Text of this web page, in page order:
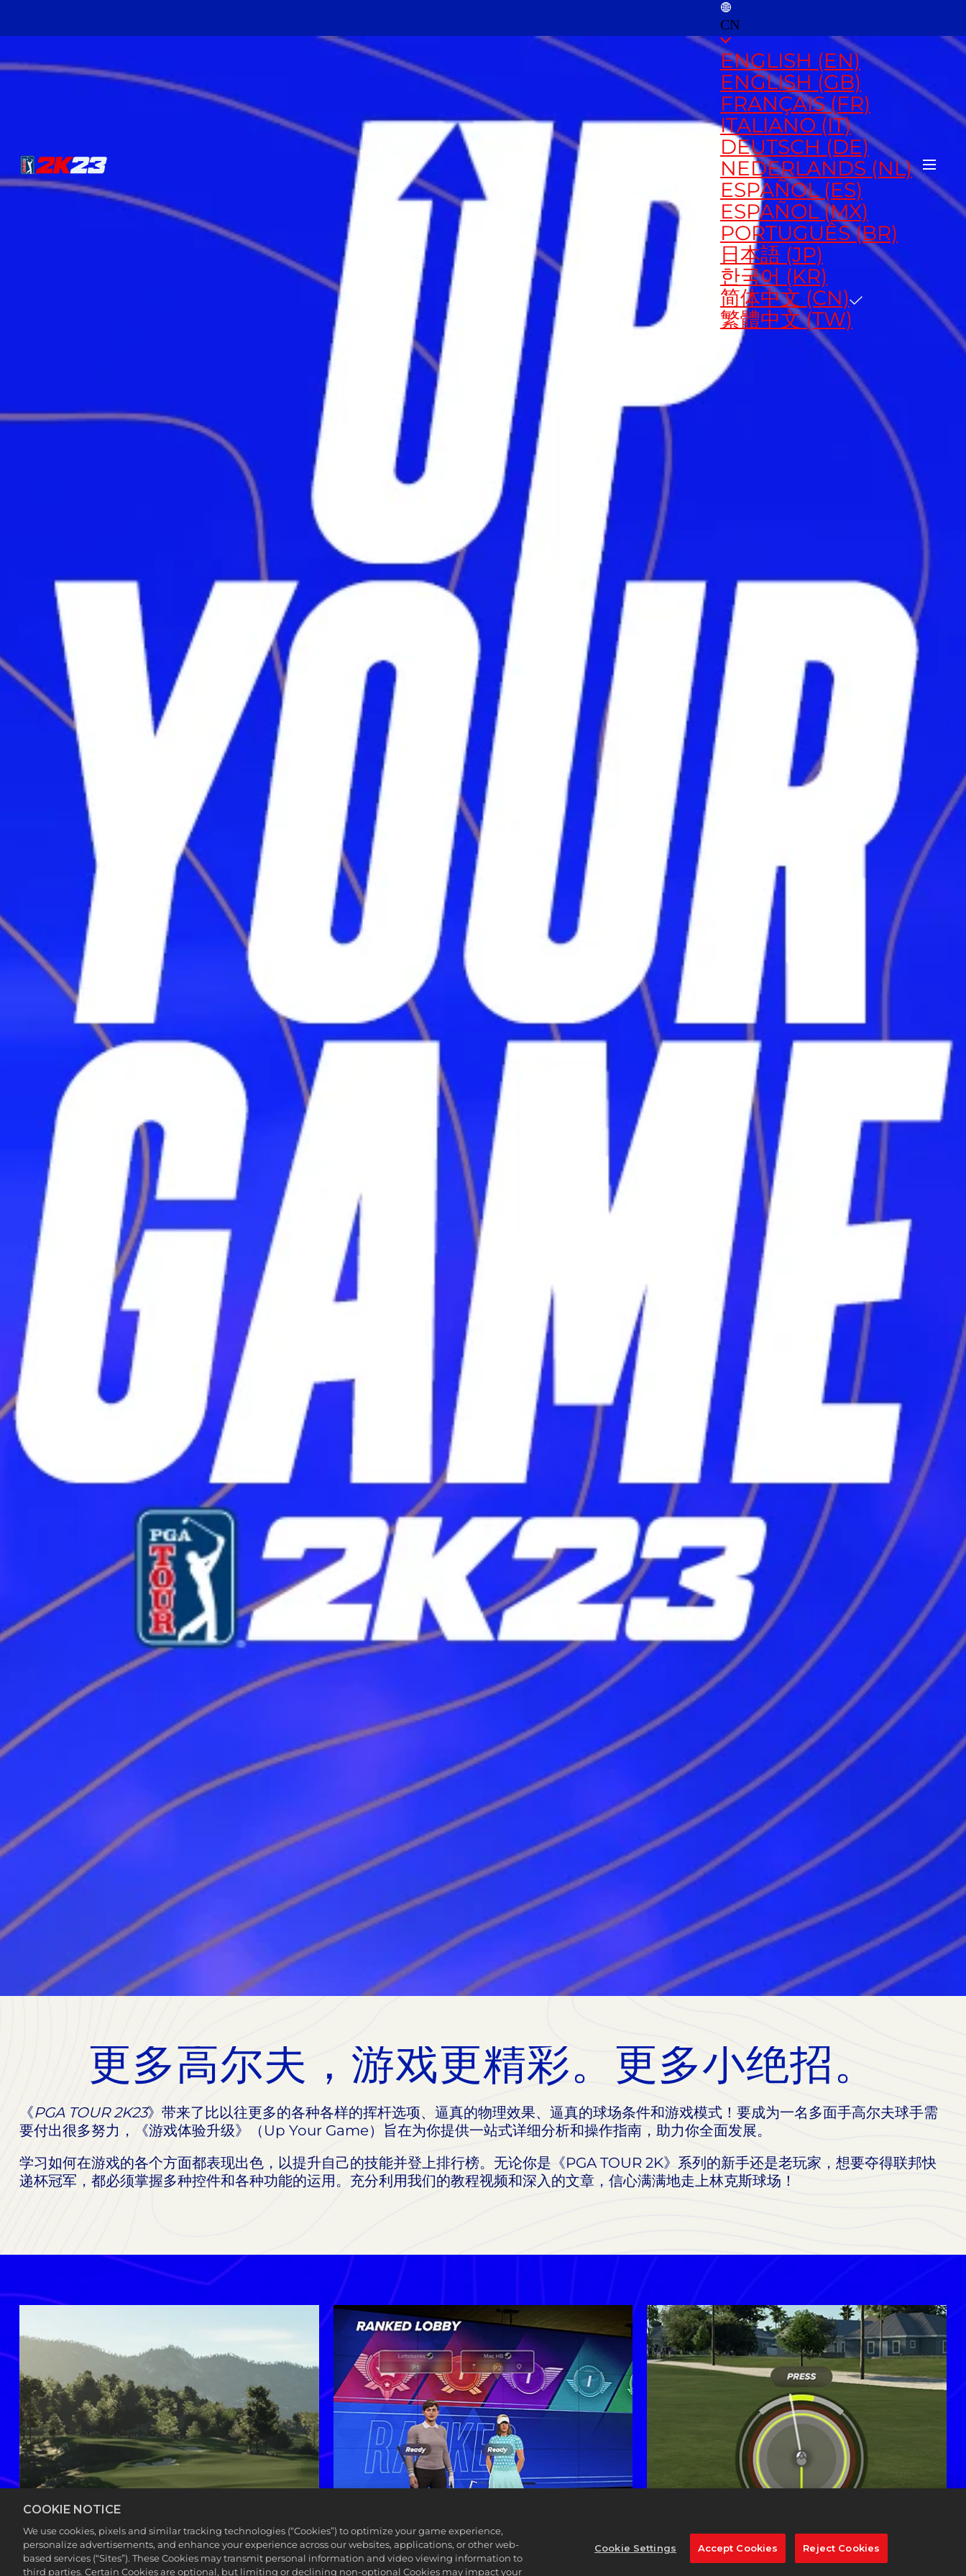
CN
ENGLISH (EN)
ENGLISH (GB)
FRANÇAIS (FR)
ITALIANO (IT)
DEUTSCH (DE)
NEDERLANDS (NL)
ESPAÑOL (ES)
ESPAÑOL (MX)
PORTUGUÊS (BR)
日本語 (JP)
한국어 (KR)
简体中文 (CN)
繁體中文 (TW)
更多高尔夫，游戏更精彩。更多小绝招。
《PGA TOUR 2K23》带来了比以往更多的各种各样的挥杆选项、逼真的物理效果、逼真的球场条件和游戏模式！要成为一名多面手高尔夫球手需
要付出很多努力，《游戏体验升级》（Up Your Game）旨在为你提供一站式详细分析和操作指南，助力你全面发展。
学习如何在游戏的各个方面都表现出色，以提升自己的技能并登上排行榜。无论你是《PGA TOUR 2K》系列的新手还是老玩家，想要夺得联邦快
递杯冠军，都必须掌握多种控件和各种功能的运用。充分利用我们的教程视频和深入的文章，信心满满地走上林克斯球场！
COOKIE NOTICE
We use cookies, pixels and similar tracking technologies (“Cookies”) to optimize your game experience,
personalize advertisements, and enhance your experience across our websites, applications, or other web-
based services (“Sites”). These Cookies may transmit personal information and video viewing information to
third parties. Certain Cookies are optional, but limiting or declining non-optional Cookies may impact your
Cookie Settings Accept Cookies Reject Cookies